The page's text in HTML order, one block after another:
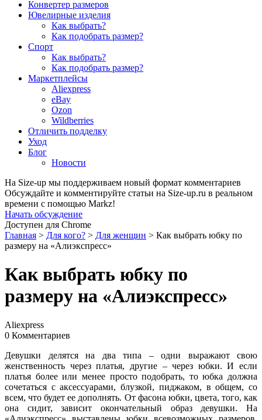
Конвертер размеров
Ювелирные изделия
Как выбрать?
Как подобрать размер?
Спорт
Как выбрать?
Как подобрать размер?
Маркетплейсы
Aliexpress
eBay
Ozon
Wildberries
Отличить подделку
Уход
Блог
Новости
На Size-up мы поддерживаем новый формат комментариев
Обсуждайте и комментируйте статьи на Size-up.ru в реальном
времени с помощью Markz!
Начать обсуждение
Доступен для Chrome
Главная > Для кого? > Для женщин > Как выбрать юбку по
размеру на «Алиэкспресс»
Как выбрать юбку по
размеру на «Алиэкспресс»
Aliexpress
0 Комментариев
Девушки делятся на два типа – одни выражают свою
женственность через платья, другие – через юбки. И если
платья более или менее просто подобрать, то юбка должна
сочетаться с аксессуарами, блузкой, пиджаком, в общем, со
всем, что будет ее дополнять. От фасона юбки, цвета, того, как
она сидит, зависит окончательный образ девушки. На